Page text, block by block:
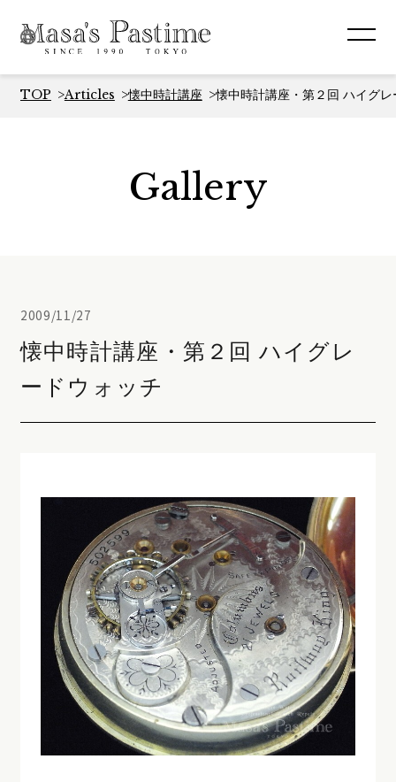
TOP Articles 懐中時計講座 懐中時計講座・第２回 ハイグ
Gallery
2009/11/27
懐中時計講座・第２回 ハイグレ
ードウォッチ